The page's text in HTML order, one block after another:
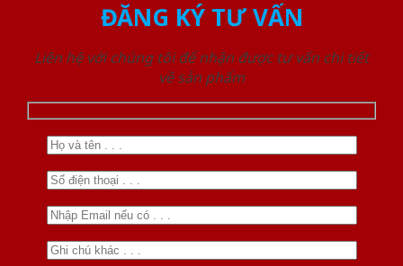
ĐĂNG KÝ TƯ VẤN
Liên hệ với chúng tôi để nhận được tư vấn chi tiết
về sản phẩm